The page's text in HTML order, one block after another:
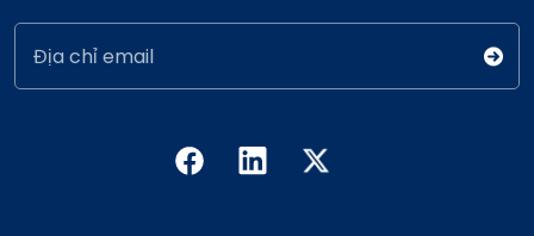
Địa chỉ email